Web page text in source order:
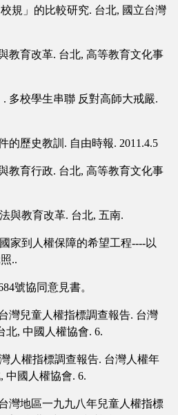
規」的比較研究. 台北, 國立台灣
教育改革. 台北, 高等教育文化事
多校學生串聯 反對高師大戒嚴.
的歷史教訓. 自由時報. 2011.4.5
教育行政. 台北, 高等教育文化事
與教育改革. 台北, 五南.
家到人權保障的希望工程----以
..
號協同意見書。
灣兒童人權指標調查報告. 台灣
北, 中國人權協會. 6.
人權指標調查報告. 台灣人權年
中國人權協會. 6.
灣地區一九九八年兒童人權指標